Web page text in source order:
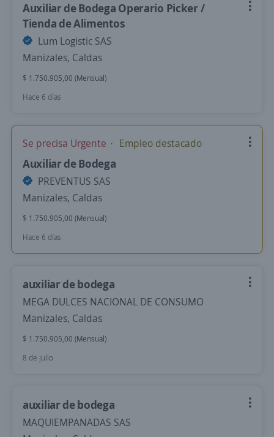
Auxiliar de Bodega Operario Picker /
Tienda de Alimentos
Lum Logistic SAS
Manizales, Caldas
$ 1.750.905,00 (Mensual)
Hace 6 días
Se precisa Urgente Empleo destacado
Auxiliar de Bodega
PREVENTUS SAS
Manizales, Caldas
$ 1.750.905,00 (Mensual)
Hace 6 días
auxiliar de bodega
MEGA DULCES NACIONAL DE CONSUMO
Manizales, Caldas
$ 1.750.905,00 (Mensual)
8 de julio
auxiliar de bodega
MAQUIEMPANADAS SAS